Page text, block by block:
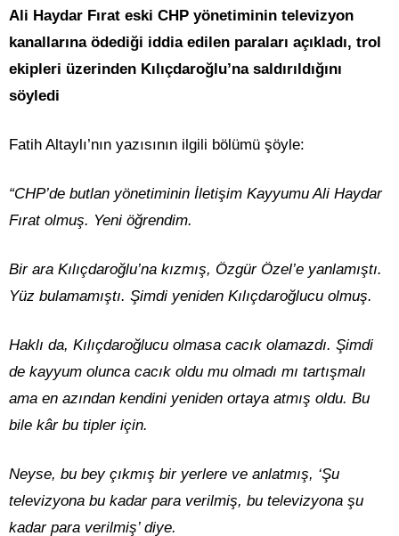
Ali Haydar Fırat eski CHP yönetiminin televizyon
kanallarına ödediği iddia edilen paraları açıkladı, trol
ekipleri üzerinden Kılıçdaroğlu’na saldırıldığını
söyledi
Fatih Altaylı’nın yazısının ilgili bölümü şöyle:
“CHP’de butlan yönetiminin İletişim Kayyumu Ali Haydar
Fırat olmuş. Yeni öğrendim.
Bir ara Kılıçdaroğlu’na kızmış, Özgür Özel’e yanlamıştı.
Yüz bulamamıştı. Şimdi yeniden Kılıçdaroğlucu olmuş.
Haklı da, Kılıçdaroğlucu olmasa cacık olamazdı. Şimdi
de kayyum olunca cacık oldu mu olmadı mı tartışmalı
ama en azından kendini yeniden ortaya atmış oldu. Bu
bile kâr bu tipler için.
Neyse, bu bey çıkmış bir yerlere ve anlatmış, ‘Şu
televizyona bu kadar para verilmiş, bu televizyona şu
kadar para verilmiş’ diye.